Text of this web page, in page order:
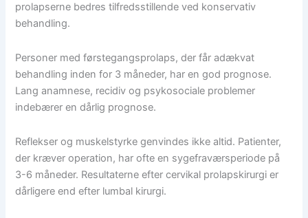
prolapserne bedres tilfredsstillende ved konservativ
behandling.
Personer med førstegangsprolaps, der får adækvat
behandling inden for 3 måneder, har en god prognose.
Lang anamnese, recidiv og psykosociale problemer
indebærer en dårlig prognose.
Reflekser og muskelstyrke genvindes ikke altid. Patienter,
der kræver operation, har ofte en sygefraværsperiode på
3-6 måneder. Resultaterne efter cervikal prolapskirurgi er
dårligere end efter lumbal kirurgi.